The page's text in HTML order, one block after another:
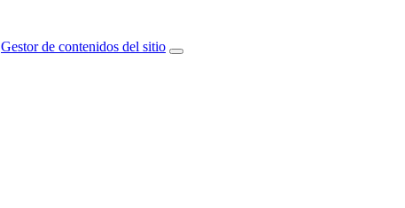
Gestor de contenidos del sitio